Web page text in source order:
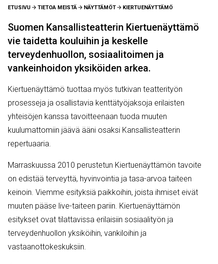
MURUPOLKU
ETUSIVU TIETOA MEISTÄ NÄYTTÄMÖT KIERTUENÄYTTÄMÖ
Suomen Kansallisteatterin Kiertuenäyttämö
vie taidetta kouluihin ja keskelle
terveydenhuollon, sosiaalitoimen ja
vankeinhoidon yksiköiden arkea.
Kiertuenäyttämö tuottaa myös tutkivan teatterityön
prosesseja ja osallistavia kenttätyöjaksoja erilaisten
yhteisöjen kanssa tavoitteenaan tuoda muuten
kuulumattomiin jäävä ääni osaksi Kansallisteatterin
repertuaaria.
Marraskuussa 2010 perustetun Kiertuenäyttämön tavoite
on edistää terveyttä, hyvinvointia ja tasa-arvoa taiteen
keinoin. Viemme esityksiä paikkoihin, joista ihmiset eivät
muuten pääse live-taiteen pariin. Kiertuenäyttämön
esitykset ovat tilattavissa erilaisiin sosiaalityön ja
terveydenhuollon yksiköihin, vankiloihin ja
vastaanottokeskuksiin.